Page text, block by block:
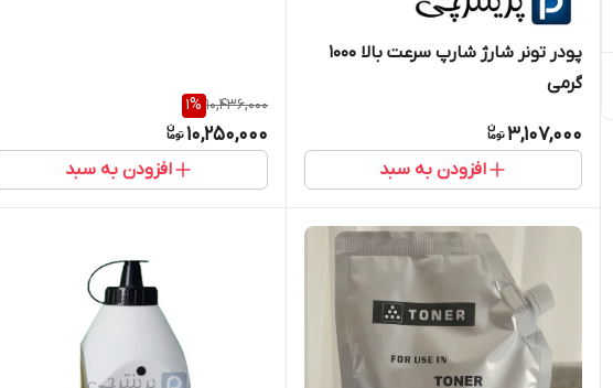
پودر تونر شارژ شارپ سرعت بالا 1000
گرمی
3,107,000
افزودن به سبد
10,436,000
1%
10,250,000
افزودن به سبد